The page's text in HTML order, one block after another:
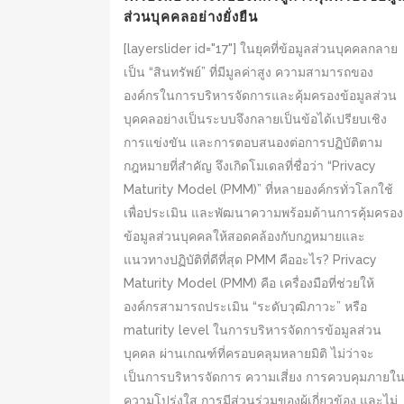
ส่วนบุคคลอย่างยั่งยืน
[layerslider id="17"] ในยุคที่ข้อมูลส่วนบุคคลกลาย
เป็น “สินทรัพย์” ที่มีมูลค่าสูง ความสามารถของ
องค์กรในการบริหารจัดการและคุ้มครองข้อมูลส่วน
บุคคลอย่างเป็นระบบจึงกลายเป็นข้อได้เปรียบเชิง
การแข่งขัน และการตอบสนองต่อการปฏิบัติตาม
กฎหมายที่สำคัญ จึงเกิดโมเดลที่ชื่อว่า “Privacy
Maturity Model (PMM)” ที่หลายองค์กรทั่วโลกใช้
เพื่อประเมิน และพัฒนาความพร้อมด้านการคุ้มครอง
ข้อมูลส่วนบุคคลให้สอดคล้องกับกฎหมายและ
แนวทางปฏิบัติที่ดีที่สุด PMM คืออะไร? Privacy
Maturity Model (PMM) คือ เครื่องมือที่ช่วยให้
องค์กรสามารถประเมิน “ระดับวุฒิภาวะ” หรือ
maturity level ในการบริหารจัดการข้อมูลส่วน
บุคคล ผ่านเกณฑ์ที่ครอบคลุมหลายมิติ ไม่ว่าจะ
เป็นการบริหารจัดการ ความเสี่ยง การควบคุมภายใน
ความโปร่งใส การมีส่วนร่วมของผู้เกี่ยวข้อง และไม่